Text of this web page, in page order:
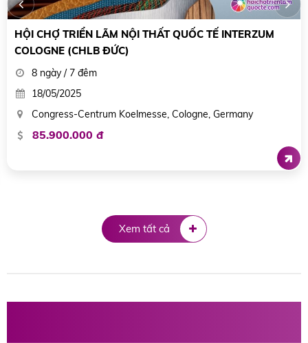
BIG 5 GLOBAL - HỘI CHỢ TRIỂN LÃM XÂY DỰNG LỚN
NHẤT THẾ GIỚI
5 ngày / 4 đêm
23/11/2025
Dubai World Trade Centre - TT thương mại thế giới Dubai
liên hệ
Xem tất cả